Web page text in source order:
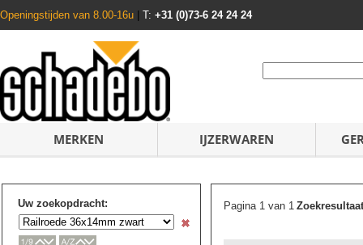
Openingstijden van 8.00-16u T: +31 (0)73-6 24 24 24
MERKEN IJZERWAREN
Uw zoekopdracht: Pagina 1 van 1Zoekresultaat